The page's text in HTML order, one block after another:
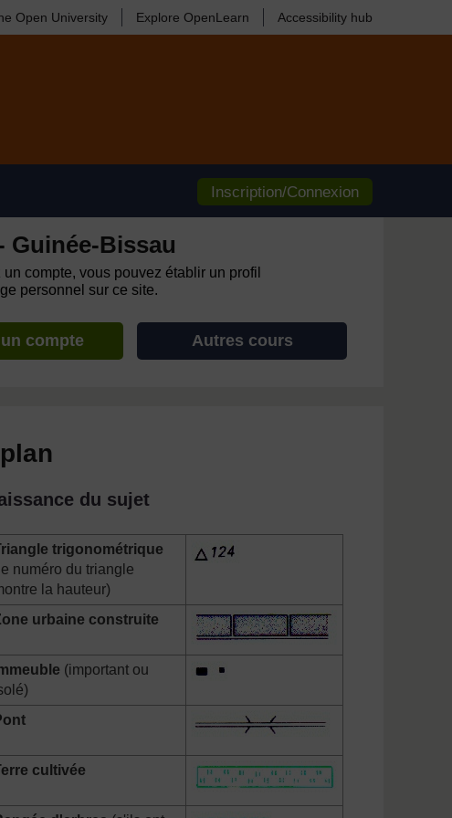
Open University Explore OpenLearn Accessibility hub
Inscription/Connexion
Guinée-Bissau
compte, vous pouvez établir un profil
personnel sur ce site.
compte Autres cours
du sujet
trigonométrique
numéro du triangle
la hauteur)
urbaine construite
(important ou
cultivée